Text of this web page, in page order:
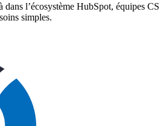
dans l’écosystème HubSpot, équipes CS
simples.